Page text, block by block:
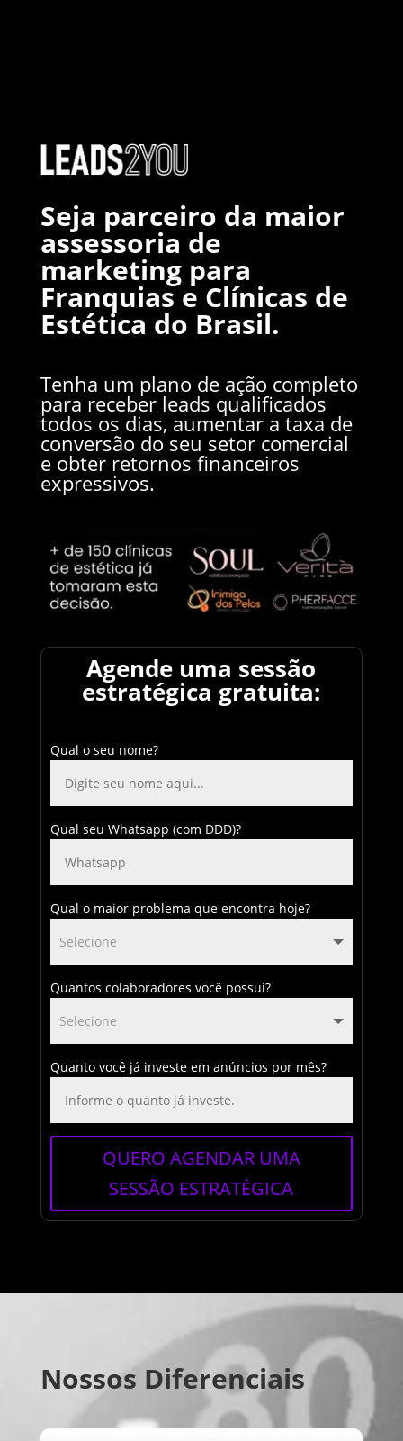
Seja parceiro da maior
assessoria de
marketing para
Franquias e Clínicas de
Estética do Brasil.
Tenha um plano de ação completo
para receber leads qualificados
todos os dias, aumentar a taxa de
conversão do seu setor comercial
e obter retornos financeiros
expressivos.
Agende uma sessão
estratégica gratuita:
Qual o seu nome?
Qual seu Whatsapp (com DDD)?
Qual o maior problema que encontra hoje?
Quantos colaboradores você possui?
Quanto você já investe em anúncios por mês?
QUERO AGENDAR UMA
SESSÃO ESTRATÉGICA
Nossos Diferenciais